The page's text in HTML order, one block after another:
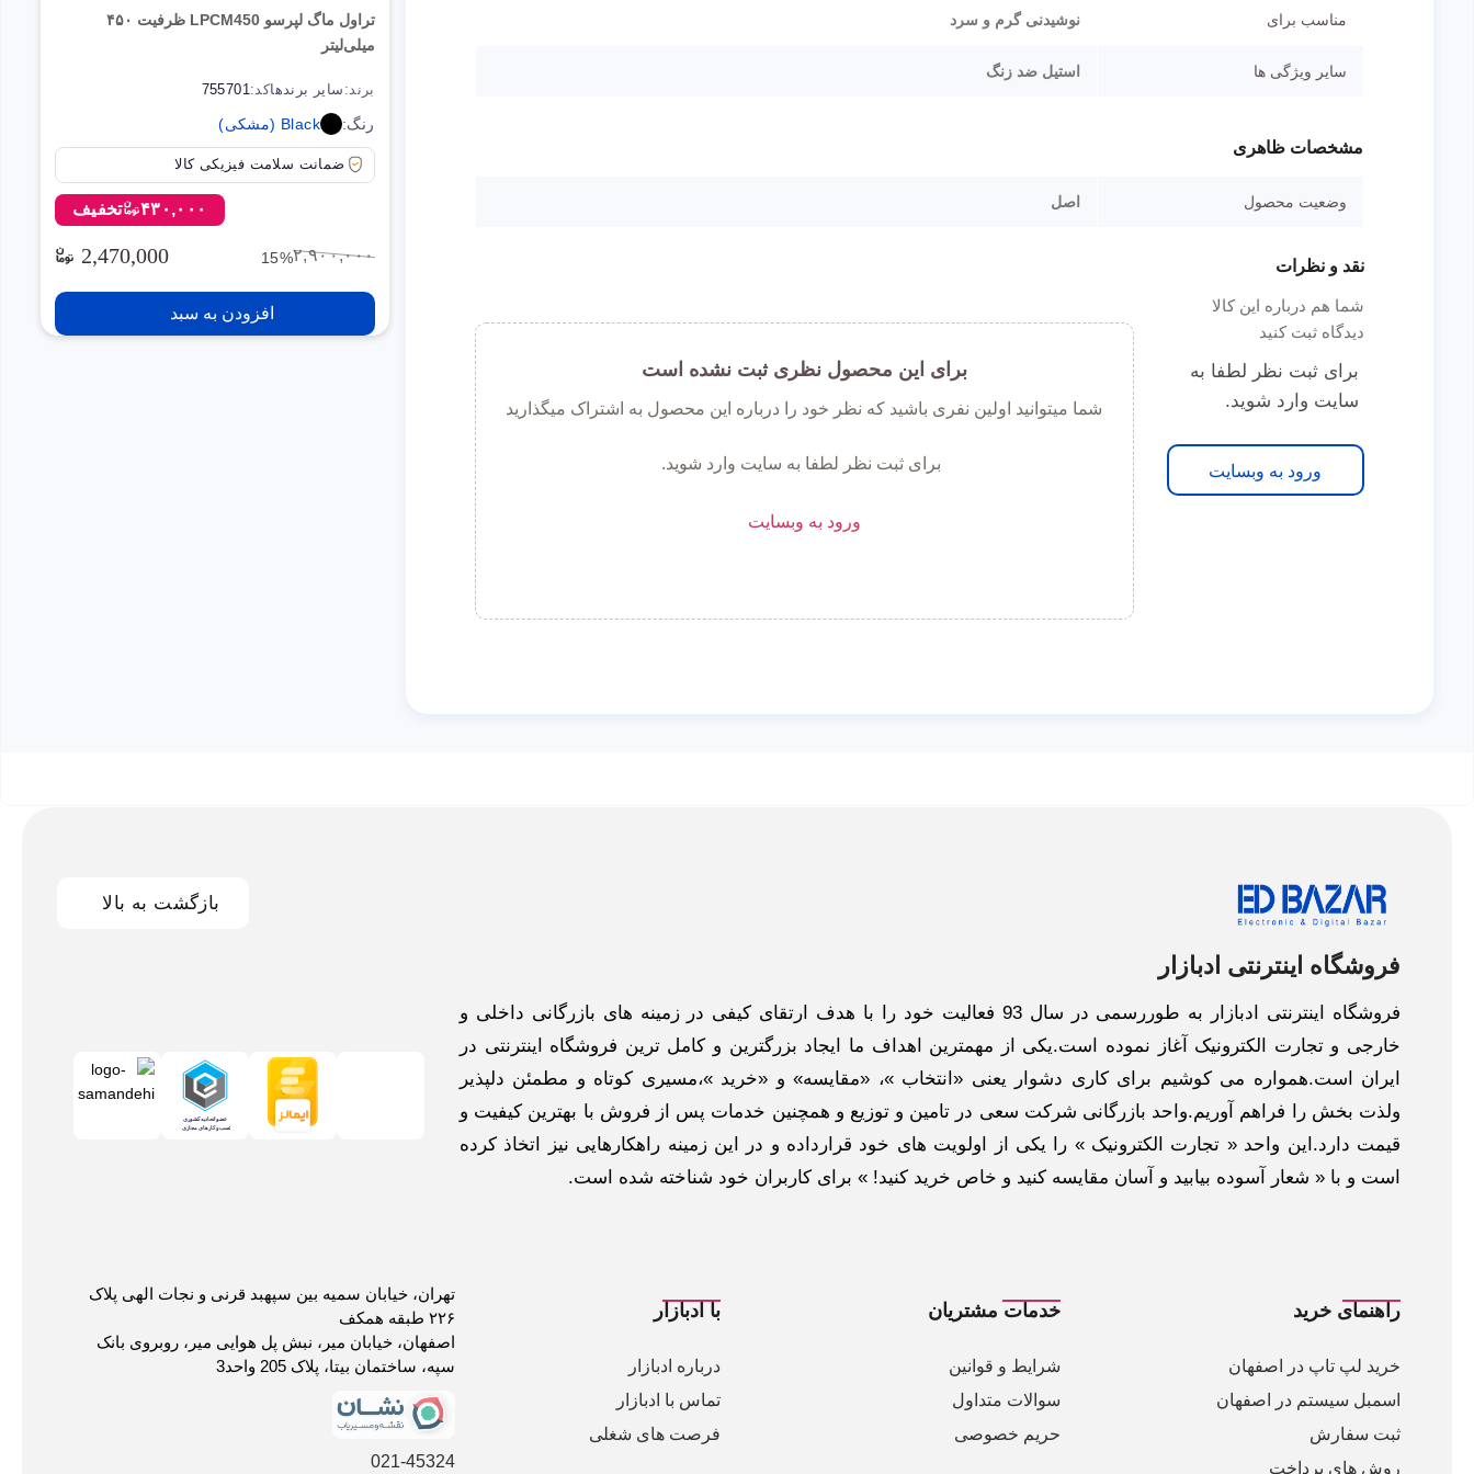
مناسب برای نوشیدنی گرم و سرد
سایر ویژگی ها استیل ضد زنگ
مشخصات ظاهری
وضعیت محصول اصل
نقد و نظرات
شما هم درباره این کالا
دیدگاه ثبت کنید
برای ثبت نظر لطفا به
سایت وارد شوید.
ورود به وبسایت
برای این محصول نظری ثبت نشده است
شما میتوانید اولین نفری باشید که نظر خود را درباره این محصول به اشتراک میگذارید
برای ثبت نظر لطفا به سایت وارد شوید.
ورود به وبسایت
تراول ماگ لپرسو LPCM450 ظرفیت ۴۵۰
میلی‌لیتر
برند: سایر برندهاکد: 755701
رنگ: Black (مشکی)
ضمانت سلامت فیزیکی کالا
۴۳۰,۰۰۰ تخفیف
۲,۹۰۰,۰۰۰15%
2,470,000
افزودن به سبد
بازگشت به بالا
فروشگاه اینترنتی ادبازار
فروشگاه اینترنتی ادبازار به طوررسمی در سال 93 فعالیت خود را با هدف ارتقای کیفی در زمینه های بازرگانی داخلی و
خارجی و تجارت الکترونیک آغاز نموده است.یکی از مهمترین اهداف ما ایجاد بزرگترین و کامل ترین فروشگاه اینترنتی در
ایران است.همواره می کوشیم برای کاری دشوار یعنی «انتخاب »، «مقایسه» و «خرید »،مسیری کوتاه و مطمئن دلپذیر
ولذت بخش را فراهم آوریم.واحد بازرگانی شرکت سعی در تامین و توزیع و همچنین خدمات پس از فروش با بهترین کیفیت و
قیمت دارد.این واحد « تجارت الکترونیک » را یکی از اولویت های خود قرارداده و در این زمینه راهکارهایی نیز اتخاذ کرده
است و با « شعار آسوده بیابید و آسان مقایسه کنید و خاص خرید کنید! » برای کاربران خود شناخته شده است.
راهنمای خرید
خرید لپ تاپ در اصفهان
اسمبل سیستم در اصفهان
ثبت سفارش
روش های پرداخت
خدمات مشتریان
شرایط و قوانین
سوالات متداول
حریم خصوصی
با ادبازار
درباره ادبازار
تماس با ادبازار
فرصت های شغلی
تهران، خیابان سمیه بین سپهبد قرنی و نجات الهی پلاک
۲۲۶ طبقه همکف
اصفهان، خیابان میر، نبش پل هوایی میر، روبروی بانک
سپه، ساختمان بیتا، پلاک 205 واحد3
021-45324